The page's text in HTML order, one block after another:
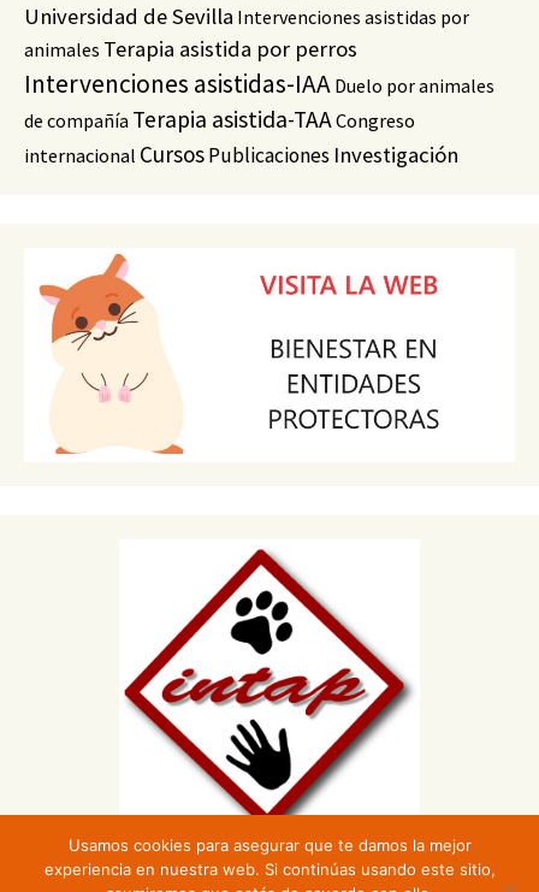
Universidad de Sevilla Intervenciones asistidas por
animales Terapia asistida por perros
Intervenciones asistidas-IAA Duelo por animales
de compañía Terapia asistida-TAACongreso
internacional CursosPublicaciones Investigación
Usamos cookies para asegurar que te damos la mejor
experiencia en nuestra web. Si continúas usando este sitio,